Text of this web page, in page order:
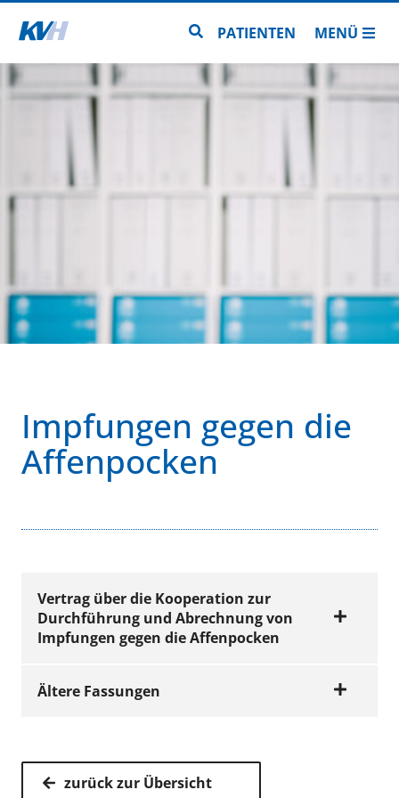
Zur Startseite Zur Seitensuche
PATIENTEN MENÜ
Impfungen gegen die
Affenpocken
Vertrag über die Kooperation zur
Durchführung und Abrechnung von
Impfungen gegen die Affenpocken
Kooperation zur
Durchführung und
Ältere Fassungen
VERTRÄGE
Vertrag über die
zurück zur Übersicht